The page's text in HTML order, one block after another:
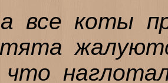
все коты